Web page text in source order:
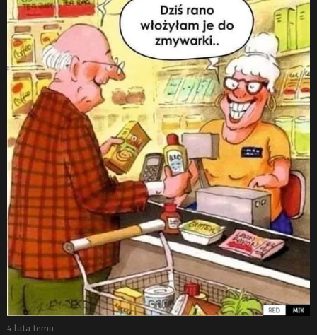
4 lata temu